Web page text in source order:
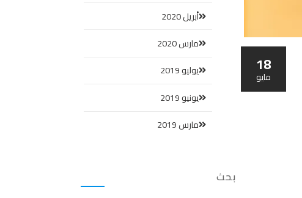
18
مايو
أبريل 2020
مارس 2020
يوليو 2019
يونيو 2019
مارس 2019
بحث